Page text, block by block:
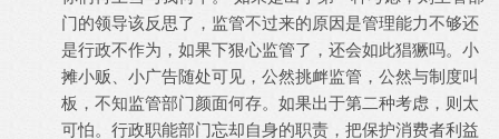
门的领导该反思了，监管不过来的原因是管理能力不够还
是行政不作为，如果下狠心监管了，还会如此猖獗吗。小
摊小贩、小广告随处可见，公然挑衅监管，公然与制度叫
板，不知监管部门颜面何存。如果出于第二种考虑，则太
可怕。行政职能部门忘却自身的职责，把保护消费者利益